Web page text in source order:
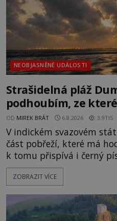
NEOBJASNĚNÉ UDÁLOSTI
Strašidelná pláž
podhoubím, ze
OD MIREK BRÁT 6.8.2026 3.9TIS
V indickém svazovém
část pobřeží, které má
k tomu přispívá i černý
pláž takové netypické zbarvení?
pravdivé historky, že zde
následovat. Vstupujeme
Surat. Gu
ZOBRAZIT VÍCE